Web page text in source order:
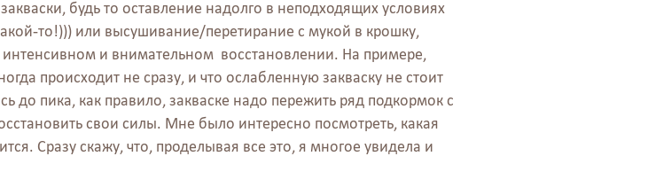
будь то оставление надолго в неподходящих условиях
то!))) или высушивание/перетирание с мукой в крошку,
интенсивном и внимательном восстановлении. На примере,
происходит не сразу, и что ослабленную закваску не стоит
до пика, как правило, закваске надо пережить ряд подкормок с
свои силы. Мне было интересно посмотреть, какая
Сразу скажу, что, проделывая все это, я многое увидела и